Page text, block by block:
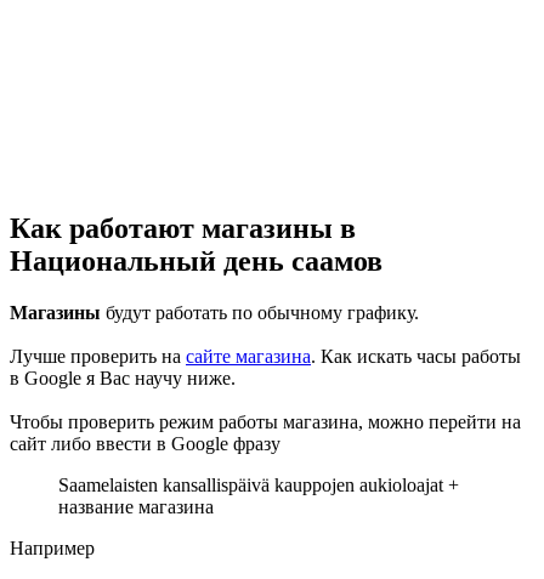
Как работают магазины в
Национальный день саамов
Магазины будут работать по обычному графику.
Лучше проверить на сайте магазина. Как искать часы работы
в Google я Вас научу ниже.
Чтобы проверить режим работы магазина, можно перейти на
сайт либо ввести в Google фразу
Saamelaisten kansallispäivä kauppojen aukioloajat +
название магазина
Например